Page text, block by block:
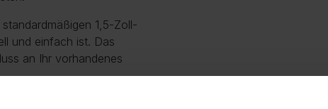
1,5-Zoll-
und einfach ist. Das
an Ihr vorhandenes